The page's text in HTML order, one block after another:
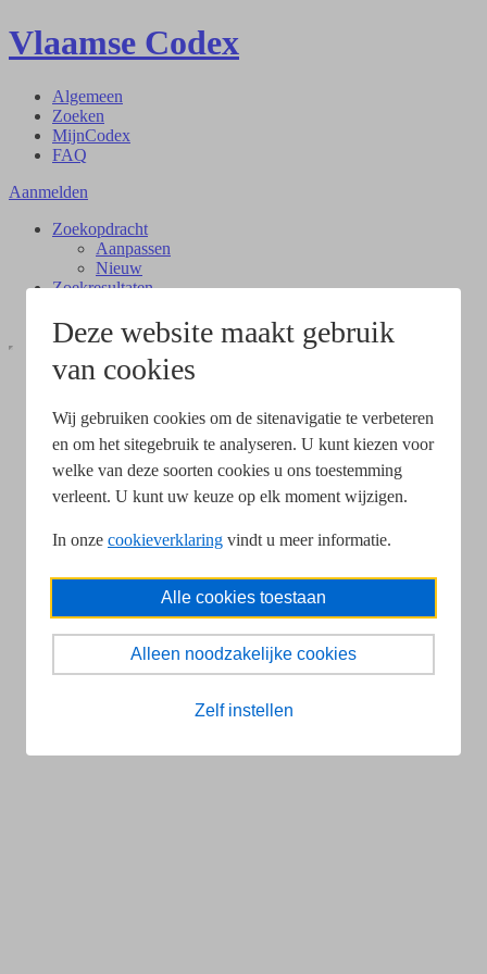
Deze website maakt gebruik
van cookies
Wij gebruiken cookies om de sitenavigatie te verbeteren
en om het sitegebruik te analyseren. U kunt kiezen voor
welke van deze soorten cookies u ons toestemming
verleent. U kunt uw keuze op elk moment wijzigen.
In onze cookieverklaring vindt u meer informatie.
Alle cookies toestaan
Alleen noodzakelijke cookies
Zelf instellen
Vlaamse Codex
Algemeen
Zoeken
MijnCodex
FAQ
Aanmelden
Zoekopdracht
Aanpassen
Nieuw
Zoekresultaten